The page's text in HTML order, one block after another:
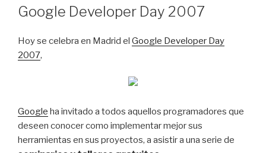
EL
Google Developer Day 2007
Hoy se celebra en Madrid el Google Developer Day
2007,
Google ha invitado a todos aquellos programadores que
deseen conocer como implementar mejor sus
herramientas en sus proyectos, a asistir a una serie de